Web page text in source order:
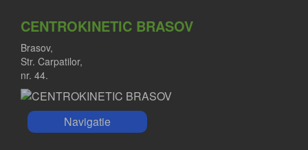
CENTROKINETIC BRASOV
Brasov,
Str. Carpatilor,
nr. 44.
Navigatie